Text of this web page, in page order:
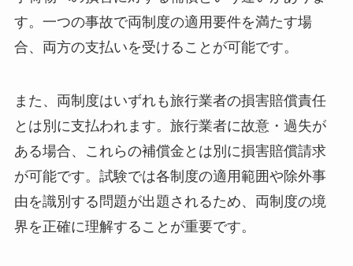
す。一つの事故で両制度の適用要件を満たす場
合、両方の支払いを受けることが可能です。
また、両制度はいずれも旅行業者の損害賠償責任
とは別に支払われます。旅行業者に故意・過失が
ある場合、これらの補償金とは別に損害賠償請求
が可能です。試験では各制度の適用範囲や除外事
由を識別する問題が出題されるため、両制度の境
界を正確に理解することが重要です。